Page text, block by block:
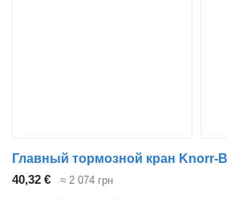
40,32 € ≈ 2 074 грн